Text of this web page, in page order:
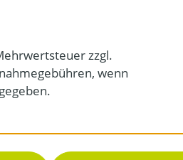
zzgl.
wenn